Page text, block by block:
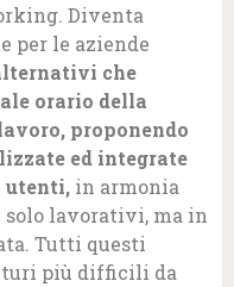
Diventa
per le aziende
che
orario della
proponendo
ed integrate
utenti, in armonia
lavorativi, ma in
Tutti questi
più difficili da